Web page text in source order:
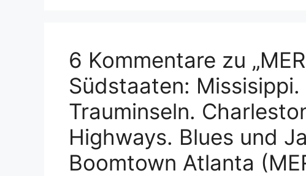
6 Kommentare zu
Südstaaten:
Trauminseln.
Highways. Blues und
Boomtown Atlanta